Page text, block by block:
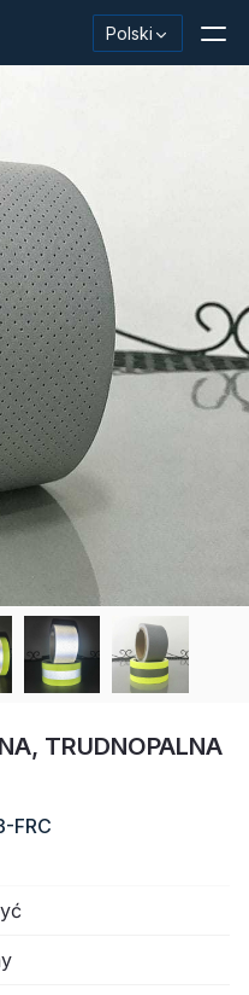
Polski
TRUDNOPALNA
FRC